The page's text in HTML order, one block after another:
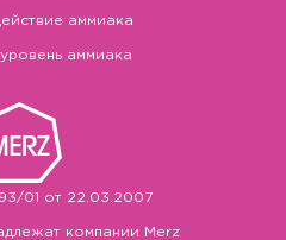
01 от 22.03.2007
компании Merz
аммиака
уровень аммиака